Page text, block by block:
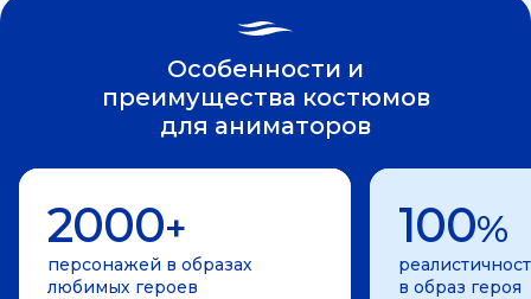
Особенности и
преимущества костюмов
для аниматоров
2000+
персонажей в образах
любимых героев
100%
в образ героя